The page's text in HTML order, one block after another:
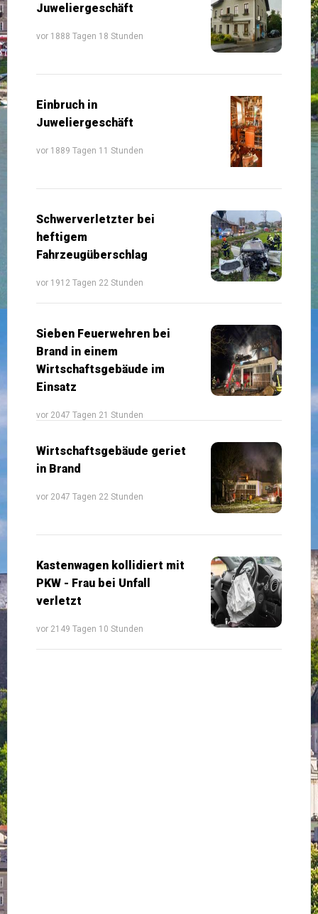
Juweliergeschäft
vor 1888 Tagen 18 Stunden
Einbruch in
Juweliergeschäft
vor 1889 Tagen 11 Stunden
Schwerverletzter bei
heftigem
Fahrzeugüberschlag
vor 1912 Tagen 22 Stunden
Sieben Feuerwehren bei
Brand in einem
Wirtschaftsgebäude im
Einsatz
vor 2047 Tagen 21 Stunden
Wirtschaftsgebäude geriet
in Brand
vor 2047 Tagen 22 Stunden
Kastenwagen kollidiert mit
PKW - Frau bei Unfall
verletzt
vor 2149 Tagen 10 Stunden